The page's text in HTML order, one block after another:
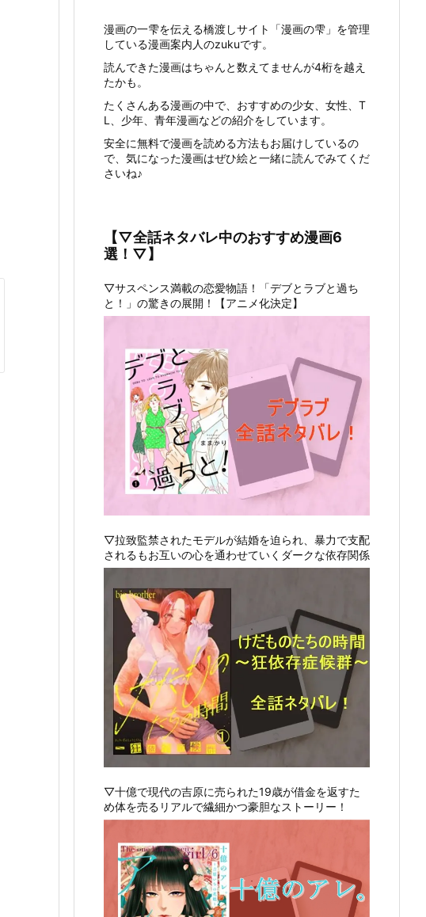
漫画の一雫を伝える橋渡しサイト「漫画の雫」を管理
している漫画案内人のzukuです。
読んできた漫画はちゃんと数えてませんが4桁を越え
たかも。
たくさんある漫画の中で、おすすめの少女、女性、T
L、少年、青年漫画などの紹介をしています。
安全に無料で漫画を読める方法もお届けしているの
で、気になった漫画はぜひ絵と一緒に読んでみてくだ
さいね♪
【▽全話ネタバレ中のおすすめ漫画6
選！▽】
▽サスペンス満載の恋愛物語！「デブとラブと過ち
と！」の驚きの展開！【アニメ化決定】
▽拉致監禁されたモデルが結婚を迫られ、暴力で支配
されるもお互いの心を通わせていくダークな依存関係
▽十億で現代の吉原に売られた19歳が借金を返すた
め体を売るリアルで繊細かつ豪胆なストーリー！